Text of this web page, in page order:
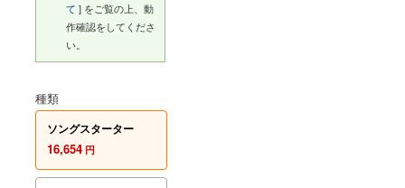
て ] をご覧の上、動
作確認をしてくださ
い。
種類
ソングスターター
16,654 円